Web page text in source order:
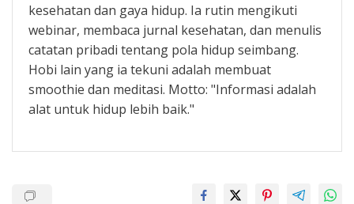
kesehatan dan gaya hidup. Ia rutin mengikuti
webinar, membaca jurnal kesehatan, dan menulis
catatan pribadi tentang pola hidup seimbang.
Hobi lain yang ia tekuni adalah membuat
smoothie dan meditasi. Motto: "Informasi adalah
alat untuk hidup lebih baik."